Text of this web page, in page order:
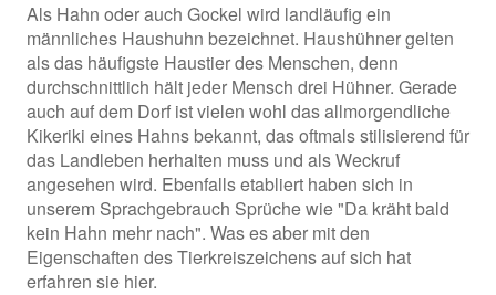
Als Hahn oder auch Gockel wird landläufig ein
männliches Haushuhn bezeichnet. Haushühner gelten
als das häufigste Haustier des Menschen, denn
durchschnittlich hält jeder Mensch drei Hühner. Gerade
auch auf dem Dorf ist vielen wohl das allmorgendliche
Kikeriki eines Hahns bekannt, das oftmals stilisierend für
das Landleben herhalten muss und als Weckruf
angesehen wird. Ebenfalls etabliert haben sich in
unserem Sprachgebrauch Sprüche wie "Da kräht bald
kein Hahn mehr nach". Was es aber mit den
Eigenschaften des Tierkreiszeichens auf sich hat
erfahren sie hier.